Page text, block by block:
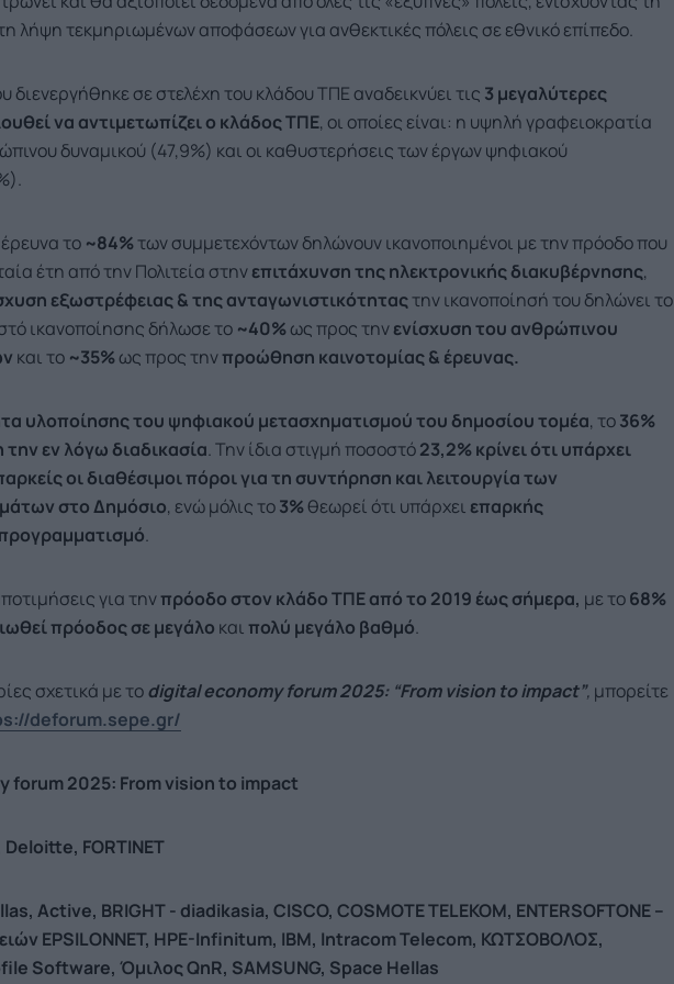
λήψη τεκμηριωμένων αποφάσεων για ανθεκτικές πόλεις σε εθνικό επίπεδο.
σε στελέχη του κλάδου ΤΠΕ αναδεικνύει τις 3 μεγαλύτερες
να αντιμετωπίζει ο κλάδος ΤΠΕ, οι οποίες είναι: η υψηλή γραφειοκρατία
δυναμικού (47,9%) και οι καθυστερήσεις των έργων ψηφιακού
το ~84%των συμμετεχόντων δηλώνουν ικανοποιημένοι με την πρόοδο που
έτη από την Πολιτεία στηνεπιτάχυνση της ηλεκτρονικής διακυβέρνησης,
εξωστρέφειας & της ανταγωνιστικότηταςτην ικανοποίησή του δηλώνει το
ικανοποίησης δήλωσε το ~40%ως προς τηνενίσχυση του ανθρώπινου
και το ~35%ως προς τηνπροώθηση καινοτομίας & έρευνας.
υλοποίησης του ψηφιακού μετασχηματισμού του δημοσίου τομέα, το36%
εν λόγω διαδικασία. Την ίδια στιγμή ποσοστό23,2% κρίνει ότι υπάρχει
οι διαθέσιμοι πόροι για τη συντήρηση και λειτουργία των
στο Δημόσιο, ενώ μόλις το3%θεωρεί ότι υπάρχει επαρκής
.
για τηνπρόοδο στον κλάδο ΤΠΕ από το 2019 έως σήμερα, με το68%
πρόοδος σε μεγάλο καιπολύ μεγάλο βαθμό.
σχετικά με τοdigitaleconomy forum2025: “From vision toimpact”, μπορείτε
deforum.sepe.gr/
forum 2025: From vision to impact
Deloitte, FORTINET
Active, BRIGHT - diadikasia, CISCO, COSMOTE TELEKOM, ENTERSOFTONE –
EPSILONNET, HPE-Infinitum, IBM, Intracom Telecom, ΚΩΤΣΟΒΟΛΟΣ,
Software, ΌμιλοςQnR, SAMSUNG, Space Hellas